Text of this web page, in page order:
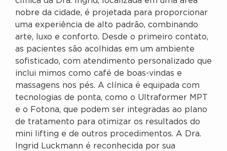
nobre da cidade, é projetada para proporcionar
uma experiência de alto padrão, combinando
arte, luxo e conforto. Desde o primeiro contato,
as pacientes são acolhidas em um ambiente
sofisticado, com atendimento personalizado que
inclui mimos como café de boas-vindas e
massagens nos pés. A clínica é equipada com
tecnologias de ponta, como o Ultraformer MPT
e o Fotona, que podem ser integradas ao plano
de tratamento para otimizar os resultados do
mini lifting e de outros procedimentos. A Dra.
Ingrid Luckmann é reconhecida por sua